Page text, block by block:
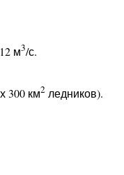
м3/с.
300 км2 ледников).